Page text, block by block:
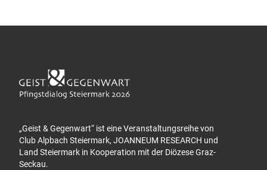
„Geist & Gegenwart“ ist eine Veranstaltungsreihe von
Club Alpbach Steiermark, JOANNEUM RESEARCH und
Land Steiermark in Kooperation mit der Diözese Graz-
Seckau.